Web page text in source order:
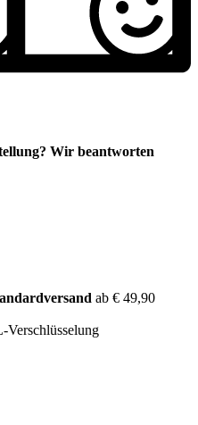
Wir beantworten
ab € 49,90
Verschlüsselung